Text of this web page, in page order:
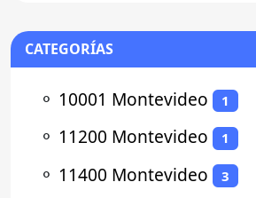
CATEGORÍAS
⚬ 10001 Montevideo 1
⚬ 11200 Montevideo 1
⚬ 11400 Montevideo 3